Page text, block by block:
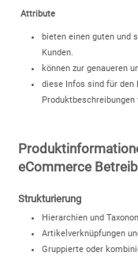
Attribute
bieten einen guten und
Kunden.
können zur genaueren
diese Infos sind für den
eCommerce
Strukturierung
Hierarchien und
Artikelverknüpfungen
Gruppierte oder